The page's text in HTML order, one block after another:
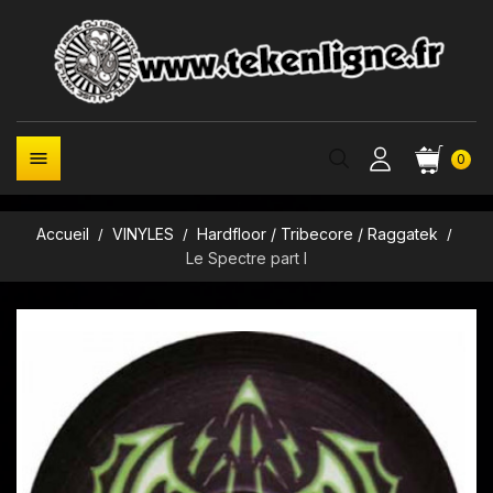
0

Accueil VINYLES
Hardfloor / Tribecore / Raggatek
Le Spectre part I